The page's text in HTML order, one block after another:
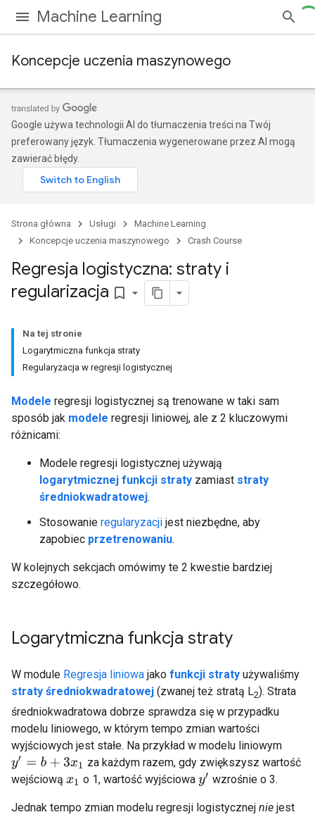
Machine Learning
Koncepcje uczenia maszynowego
Google używa technologii AI do tłumaczenia treści na Twój
preferowany język. Tłumaczenia wygenerowane przez AI mogą
zawierać błędy.
Strona główna Usługi
Machine Learning
Koncepcje uczenia maszynowego
Crash Course
Regresja logistyczna: straty i
regularizacja bookmark_border
Na tej stronie
Logarytmiczna funkcja straty
Regularyzacja w regresji logistycznej
Modele regresji logistycznej są trenowane w taki sam
sposób jak modele regresji liniowej, ale z 2 kluczowymi
różnicami:
Modele regresji logistycznej używają
logarytmicznej funkcji straty zamiast straty
średniokwadratowej.
Stosowanie regularyzacji jest niezbędne, aby
zapobiec przetrenowaniu.
W kolejnych sekcjach omówimy te 2 kwestie bardziej
szczegółowo.
Logarytmiczna funkcja straty
W module Regresja liniowa jako funkcji straty używaliśmy
straty średniokwadratowej (zwanej też stratą L2). Strata
średniokwadratowa dobrze sprawdza się w przypadku
modelu liniowego, w którym tempo zmian wartości
wyjściowych jest stałe. Na przykład w modelu liniowym
y′= b+ 3x 1
za każdym razem, gdy zwiększysz wartość
wejściową x1 o 1, wartość wyjścioway′ wzrośnie o 3.
Jednak tempo zmian modelu regresji logistycznej nie jest